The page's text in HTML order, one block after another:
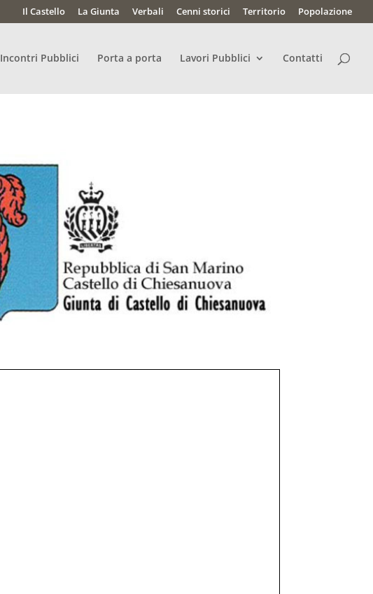
Il Castello La Giunta Verbali Cenni storici Territorio Popolazione
Incontri Pubblici Porta a porta Lavori Pubblici Contatti